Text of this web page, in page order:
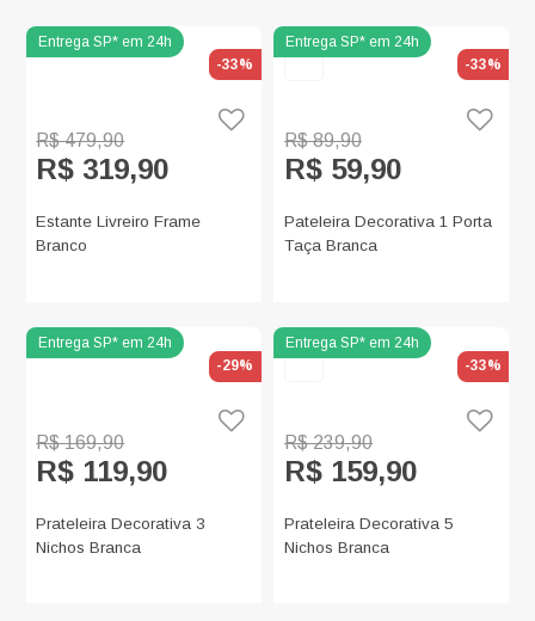
-33%
R$ 479,90
R$ 319,90
Estante Livreiro Frame
Branco
-33%
R$ 89,90
R$ 59,90
Pateleira Decorativa 1 Porta
Taça Branca
-29%
R$ 169,90
R$ 119,90
Prateleira Decorativa 3
Nichos Branca
-33%
R$ 239,90
R$ 159,90
Prateleira Decorativa 5
Nichos Branca